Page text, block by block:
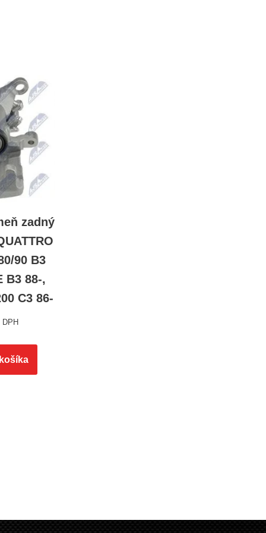
zadný
90 B3
B3 88-,
C3 86-
DPH